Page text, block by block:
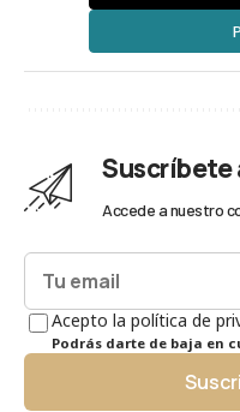
Suscríbete
Accede a nuestro
Acepto la política de
Podrás darte de baja en